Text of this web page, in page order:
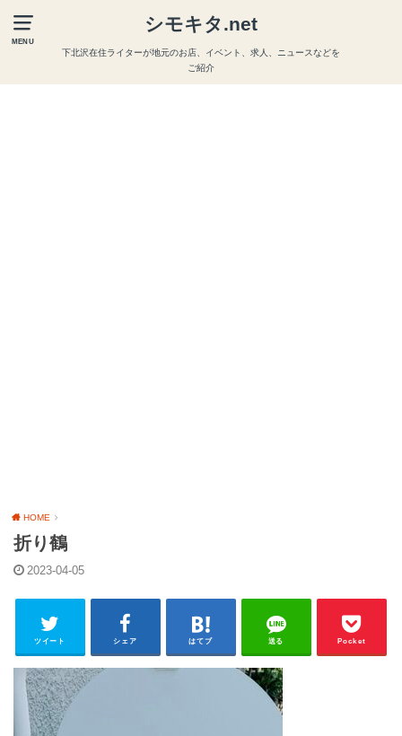
MENU
シモキタ.net
下北沢在住ライターが地元のお店、イベント、求人、ニュースなどを
ご紹介
HOME
折り鶴
2023-04-05
ツイート シェア はてブ 送る Pocket